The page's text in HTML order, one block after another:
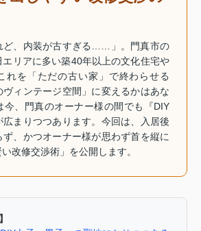
ど、内装が古すぎる……」。門真市の
リアに多い築40年以上の文化住宅や
れを「ただの古い家」で終わらせる
ィンテージ空間」に変えるかはあな
今、門真のオーナー様の間でも『DIY
まりつつあります。今回は、入居後
、かつオーナー様が思わず首を縦に
改修交渉術」を公開します。